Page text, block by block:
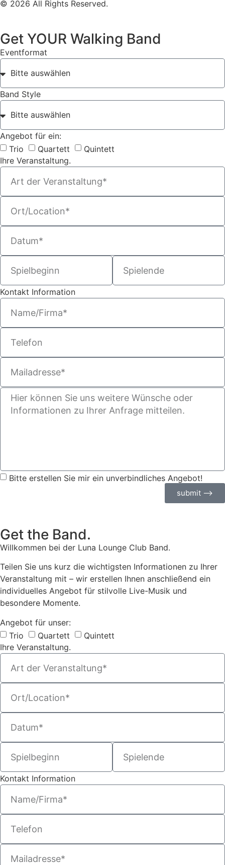
© 2026 All Rights Reserved.
Get YOUR Walking Band
Eventformat
Band Style
Angebot für ein:
Trio
Quartett
Quintett
Ihre Veranstaltung.
Kontakt Information
Bitte erstellen Sie mir ein unverbindliches Angebot!
submit ⟶
Get the Band.
Willkommen bei der Luna Lounge Club Band.
Teilen Sie uns kurz die wichtigsten Informationen zu Ihrer
Veranstaltung mit – wir erstellen Ihnen anschließend ein
individuelles Angebot für stilvolle Live-Musik und
besondere Momente.
Angebot für unser:
Trio
Quartett
Quintett
Ihre Veranstaltung.
Kontakt Information